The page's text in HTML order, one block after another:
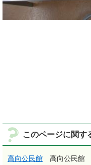
このページに関す
高向公民館
高向公民館